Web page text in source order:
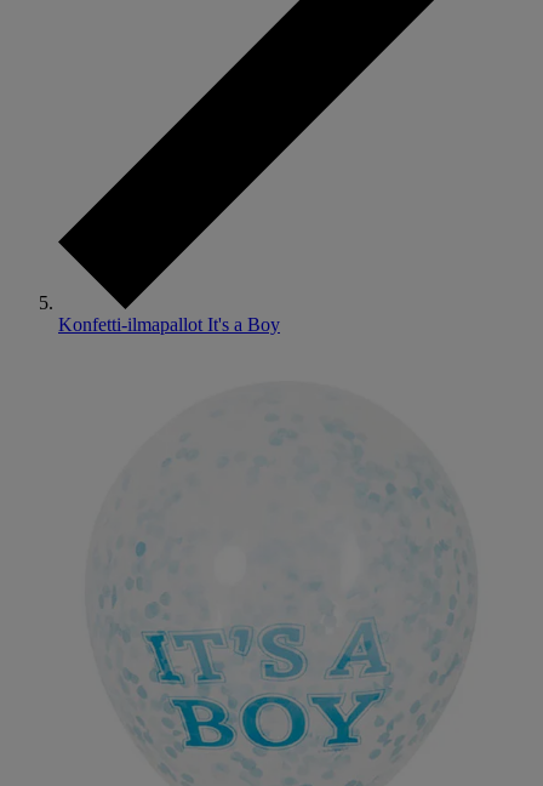
Konfetti-ilmapallot It's a Boy